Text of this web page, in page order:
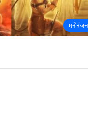
मनोरंजन